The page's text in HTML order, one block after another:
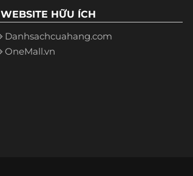
WEBSITE HỮU ÍCH
Danhsachcuahang.com
OneMall.vn